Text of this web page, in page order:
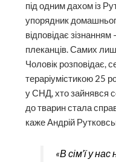
під одним дахом із
упорядник
відповідає зізнанням
плеканців. Самих
Чоловік розповідає,
тераріумістикою 25
у СНД, хто зайнявся
до тварин стала
каже Андрій
«В сім’ї у